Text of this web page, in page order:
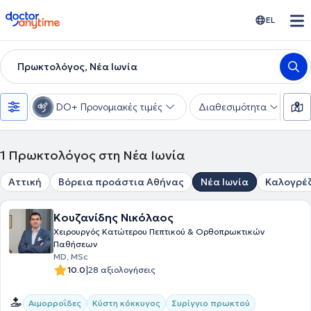
doctoranytime EL
Πρωκτολόγος, Νέα Ιωνία
DO+ Προνομιακές τιμές Διαθεσιμότητα
1 Πρωκτολόγος στη Νέα Ιωνία
Αττική Βόρεια προάστια Αθήνας Νέα Ιωνία
Κουζανίδης Νικόλαος
Χειρουργός Κατώτερου Πεπτικού & Ορθοπρωκτικών
Παθήσεων
MD, MSc
10.0|28 αξιολογήσεις
Αιμορροΐδες Κύστη κόκκυγος Συρίγγιο πρωκτού